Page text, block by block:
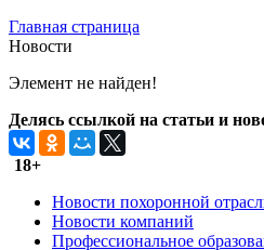
Главная страница
Новости
Элемент не найден!
Делясь ссылкой на статьи и
18+
Новости похоронной
Новости компаний
Профессиональное